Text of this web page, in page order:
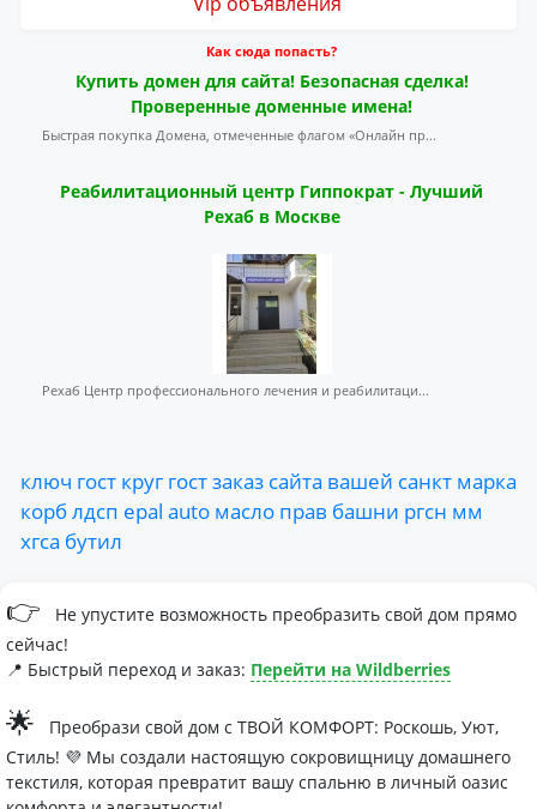
Как сюда попасть?
Купить домен для сайта! Безопасная сделка!
Проверенные доменные имена!
Быстрая покупка Домена, отмеченные флагом «Онлайн пр...
Реабилитационный центр Гиппократ - Лучший
Рехаб в Москве
Рехаб Центр профессионального лечения и реабилитаци...
ключ гост круг гостзаказ сайта вашей санкт марка
корблдсп epal auto масло прав башни ргсн мм
хгса бутил
👉
Не упустите возможность преобразить свой дом прямо
сейчас!
📍 Быстрый переход и заказ: Перейти на Wildberries
🌟
Преобрази свой дом с ТВОЙ КОМФОРТ: Роскошь, Уют,
Стиль! 💜 Мы создали настоящую сокровищницу домашнего
текстиля, которая превратит вашу спальню в личный оазис